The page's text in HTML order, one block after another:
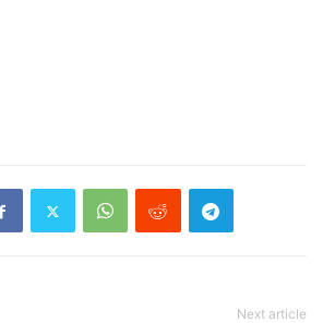
Next article